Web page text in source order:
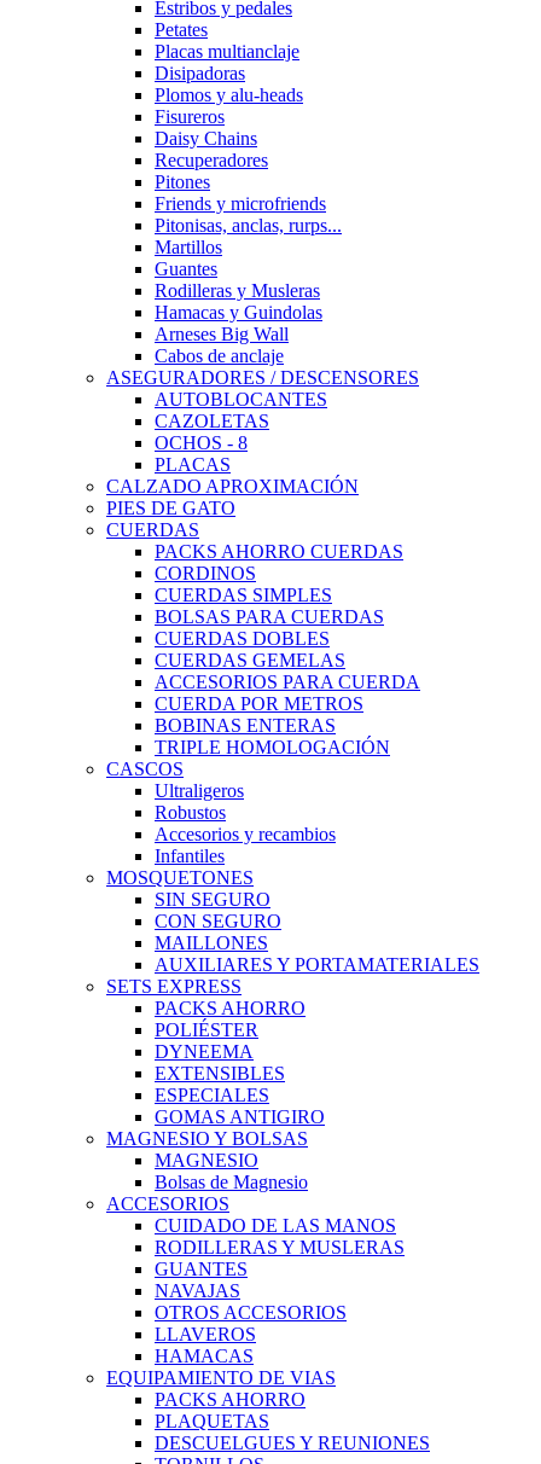
Estribos y pedales
Petates
Placas multianclaje
Disipadoras
Plomos y alu-heads
Fisureros
Daisy Chains
Recuperadores
Pitones
Friends y microfriends
Pitonisas, anclas, rurps...
Martillos
Guantes
Rodilleras y Musleras
Hamacas y Guindolas
Arneses Big Wall
Cabos de anclaje
ASEGURADORES / DESCENSORES
AUTOBLOCANTES
CAZOLETAS
OCHOS - 8
PLACAS
CALZADO APROXIMACIÓN
PIES DE GATO
CUERDAS
PACKS AHORRO CUERDAS
CORDINOS
CUERDAS SIMPLES
BOLSAS PARA CUERDAS
CUERDAS DOBLES
CUERDAS GEMELAS
ACCESORIOS PARA CUERDA
CUERDA POR METROS
BOBINAS ENTERAS
TRIPLE HOMOLOGACIÓN
CASCOS
Ultraligeros
Robustos
Accesorios y recambios
Infantiles
MOSQUETONES
SIN SEGURO
CON SEGURO
MAILLONES
AUXILIARES Y PORTAMATERIALES
SETS EXPRESS
PACKS AHORRO
POLIÉSTER
DYNEEMA
EXTENSIBLES
ESPECIALES
GOMAS ANTIGIRO
MAGNESIO Y BOLSAS
MAGNESIO
Bolsas de Magnesio
ACCESORIOS
CUIDADO DE LAS MANOS
RODILLERAS Y MUSLERAS
GUANTES
NAVAJAS
OTROS ACCESORIOS
LLAVEROS
HAMACAS
EQUIPAMIENTO DE VIAS
PACKS AHORRO
PLAQUETAS
DESCUELGUES Y REUNIONES